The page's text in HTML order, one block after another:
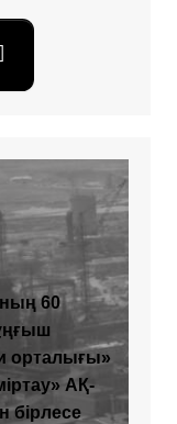
60
орталығы»
АҚ-
бірлесе